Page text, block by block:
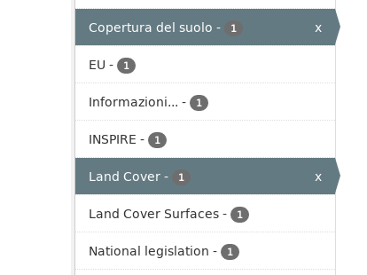
Copertura del suolo - 1
x
EU - 1
Informazioni... - 1
INSPIRE - 1
Land Cover- 1
x
Land Cover Surfaces- 1
National legislation - 1